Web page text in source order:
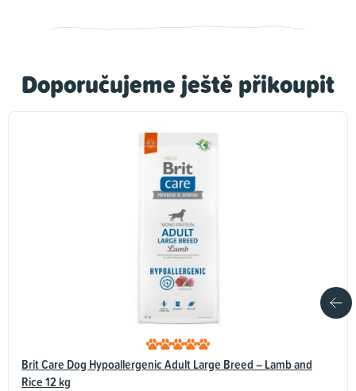
Doporučujeme ještě přikoupit
Brit Care Dog Hypoallergenic Adult Large Breed – Lamb and
Rice 12 kg